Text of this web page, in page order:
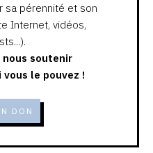
sa pérennité et son
Internet, vidéos,
nous soutenir
le pouvez !
DON